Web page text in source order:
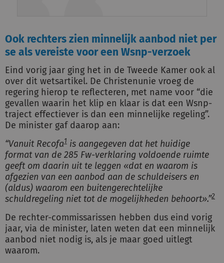
Ook rechters zien minnelijk aanbod niet per
se als vereiste voor een Wsnp-verzoek
Eind vorig jaar ging het in de Tweede Kamer ook al
over dit wetsartikel. De Christenunie vroeg de
regering hierop te reflecteren, met name voor “die
gevallen waarin het klip en klaar is dat een Wsnp-
traject effectiever is dan een minnelijke regeling”.
De minister gaf daarop aan:
“Vanuit Recofa1 is aangegeven dat het huidige
format van de 285 Fw-verklaring voldoende ruimte
geeft om daarin uit te leggen «dat en waarom is
afgezien van een aanbod aan de schuldeisers en
(aldus) waarom een buitengerechtelijke
schuldregeling niet tot de mogelijkheden behoort».”2
De rechter-commissarissen hebben dus eind vorig
jaar, via de minister, laten weten dat een minnelijk
aanbod niet nodig is, als je maar goed uitlegt
waarom.